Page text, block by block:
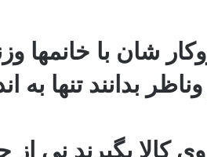
شان با خانمها
بدانند تنها به